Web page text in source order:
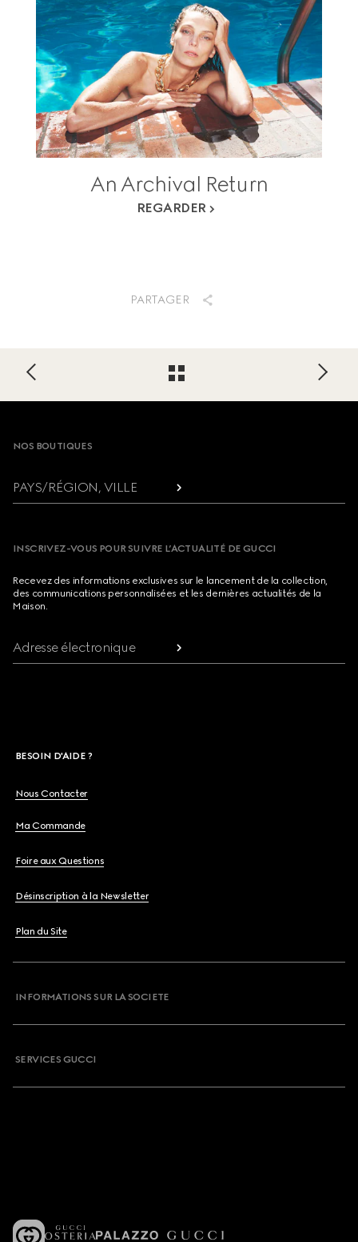
An Archival Return
REGARDER
PARTAGER
NOS BOUTIQUES
PAYS/RÉGION, VILLE
INSCRIVEZ-VOUS POUR SUIVRE L’ACTUALITÉ DE GUCCI
Recevez des informations exclusives sur le lancement de la collection,
des communications personnalisées et les dernières actualités de la
Maison.
Adresse électronique
BESOIN D'AIDE ?
Nous Contacter
Ma Commande
Foire aux Questions
Désinscription à la Newsletter
Plan du Site
INFORMATIONS SUR LA SOCIETE
SERVICES GUCCI